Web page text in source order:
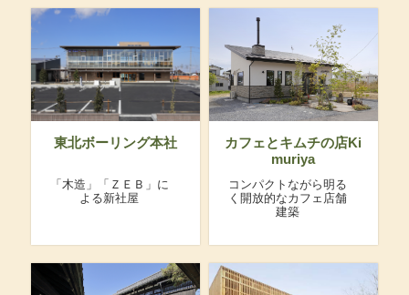
東北ボーリング本社
「木造」「ＺＥＢ」に
よる新社屋
カフェとキムチの店Ki
muriya
コンパクトながら明る
く開放的なカフェ店舗
建築